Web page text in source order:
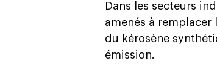
Dans les secteurs
amenés à remplacer
du kérosène
émission.